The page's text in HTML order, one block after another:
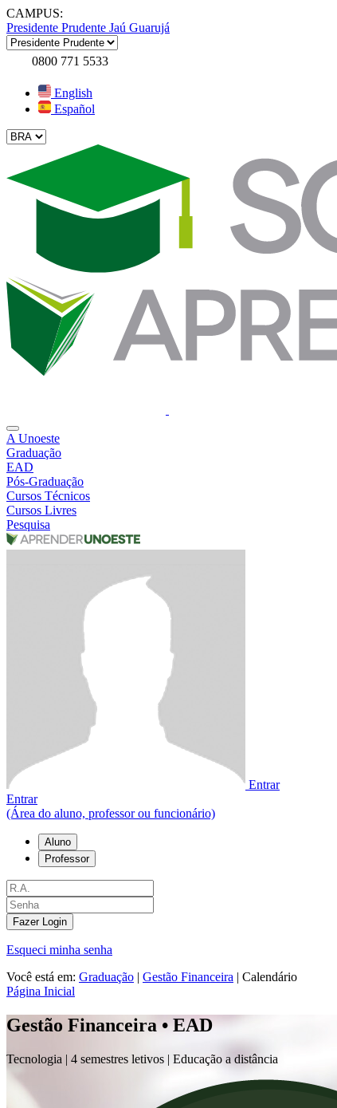
CAMPUS:
Presidente Prudente Jaú Guarujá
0800 771 5533
English
Español
A Unoeste
Graduação
EAD
Pós-Graduação
Cursos Técnicos
Cursos Livres
Pesquisa
Entrar
Entrar
(Área do aluno, professor ou funcionário)
Aluno
Professor
Fazer Login
Esqueci minha senha
Você está em: Graduação | Gestão Financeira | Calendário
Página Inicial
Gestão Financeira • EAD
Tecnologia | 4 semestres letivos | Educação a distância